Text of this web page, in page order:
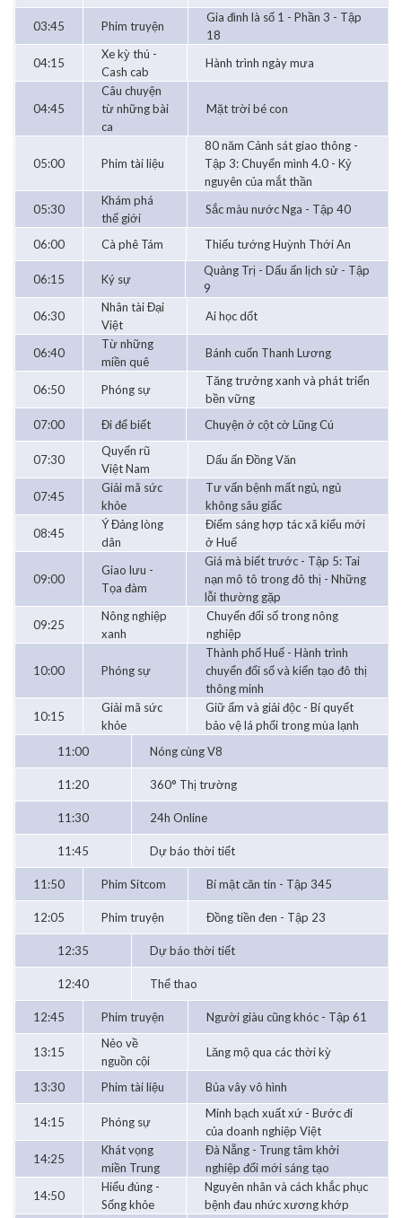
03:45 Phim truyện
Gia đình là số 1 - Phần 3 - Tập
18
04:15
Xe kỳ thú -
Cash cab
Hành trình ngày mưa
04:45
Câu chuyện
từ những bài
ca
Mặt trời bé con
05:00 Phim tài liệu
80 năm Cảnh sát giao thông -
Tập 3: Chuyển mình 4.0 - Kỷ
nguyên của mắt thần
05:30
Khám phá
thế giới
Sắc màu nước Nga - Tập 40
06:00 Cà phê Tám Thiếu tướng Huỳnh Thới An
06:15 Ký sự
Quảng Trị - Dấu ấn lịch sử - Tập
9
06:30
Nhân tài Đại
Việt
Ai học dốt
06:40
Từ những
miền quê
Bánh cuốn Thanh Lương
06:50 Phóng sự
Tăng trưởng xanh và phát triển
bền vững
07:00
Đi để biết Chuyện ở cột cờ Lũng Cú
07:30
Quyến rũ
Việt Nam
Dấu ấn Đồng Văn
07:45
Giải mã sức
khỏe
Tư vấn bệnh mất ngủ, ngủ
không sâu giấc
08:45
Ý Đảng lòng
dân
Điểm sáng hợp tác xã kiểu mới
ở Huế
09:00
Giao lưu -
Tọa đàm
Giá mà biết trước - Tập 5: Tai
nạn mô tô trong đô thị - Những
lỗi thường gặp
09:25
Nông nghiệp
xanh
Chuyển đổi số trong nông
nghiệp
10:00 Phóng sự
Thành phố Huế - Hành trình
chuyển đổi số và kiến tạo đô thị
thông minh
10:15
Giải mã sức
khỏe
Giữ ấm và giải độc - Bí quyết
bảo vệ lá phổi trong mùa lạnh
11:00
Nóng cùng V8
11:20 360° Thị trường
11:30 24h Online
11:45 Dự báo thời tiết
11:50 Phim Sitcom Bí mật căn tin - Tập 345
12:05 Phim truyện Đồng tiền đen - Tập 23
12:35 Dự báo thời tiết
12:40 Thể thao
12:45 Phim truyện Người giàu cũng khóc - Tập 61
13:15
Nẻo về
nguồn cội
Lăng mộ qua các thời kỳ
13:30 Phim tài liệu Bủa vây vô hình
14:15 Phóng sự
Minh bạch xuất xứ - Bước đi
của doanh nghiệp Việt
14:25
Khát vọng
miền Trung
Đà Nẵng - Trung tâm khởi
nghiệp đổi mới sáng tạo
14:50
Hiểu đúng -
Sống khỏe
Nguyên nhân và cách khắc phục
bệnh đau nhức xương khớp